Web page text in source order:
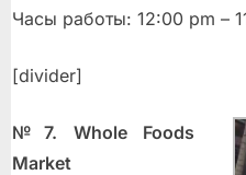
Часы работы: 12:00 pm –
[divider]
№7. Whole Foods
Market